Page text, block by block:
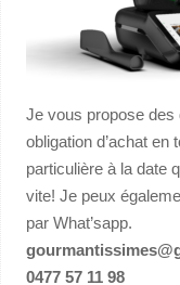
Je vous propose des
obligation d’achat en
particulière à la date
vite! Je peux
par What’sapp.
0477 57 11 98